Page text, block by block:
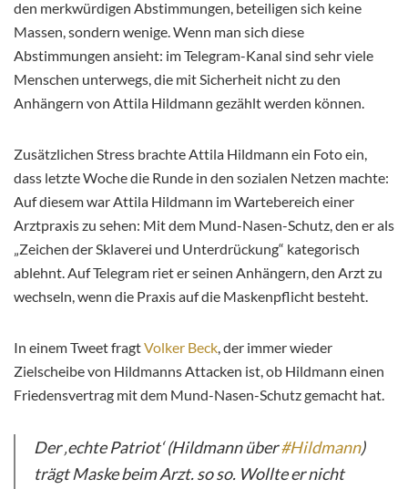
den merkwürdigen Abstimmungen, beteiligen sich keine
Massen, sondern wenige. Wenn man sich diese
Abstimmungen ansieht: im Telegram-Kanal sind sehr viele
Menschen unterwegs, die mit Sicherheit nicht zu den
Anhängern von Attila Hildmann gezählt werden können.
Zusätzlichen Stress brachte Attila Hildmann ein Foto ein,
dass letzte Woche die Runde in den sozialen Netzen machte:
Auf diesem war Attila Hildmann im Wartebereich einer
Arztpraxis zu sehen: Mit dem Mund-Nasen-Schutz, den er als
„Zeichen der Sklaverei und Unterdrückung“ kategorisch
ablehnt. Auf Telegram riet er seinen Anhängern, den Arzt zu
wechseln, wenn die Praxis auf die Maskenpflicht besteht.
In einem Tweet fragtVolker Beck, der immer wieder
Zielscheibe von Hildmanns Attacken ist, ob Hildmann einen
Friedensvertrag mit dem Mund-Nasen-Schutz gemacht hat.
Der ‚echte Patriot‘ (Hildmann über#Hildmann)
trägt Maske beim Arzt. so so. Wollte er nicht